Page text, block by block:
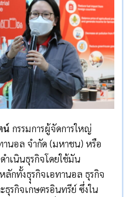
น์ กรรมการผู้จัดการใหญ่
นอล จำกัด (มหาชน) หรือ
ำเนินธุรกิจโดยใช้มัน
กทั้งธุุรกิจเอทานอล ธุรกิจ
รกิจเกษตรอินทรีย์ ซึ่งใน